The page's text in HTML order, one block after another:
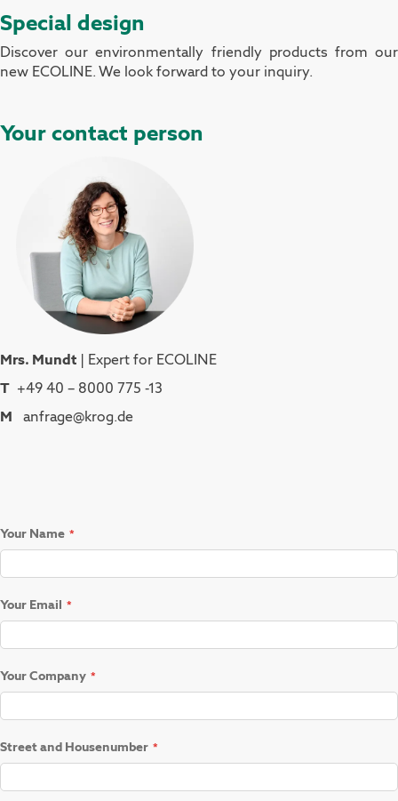
Special design
Discover our environmentally friendly products from our
new ECOLINE. We look forward to your inquiry.
Your contact person
Mrs. Mundt | Expert for ECOLINE
T +49 40 – 8000 775 -13
M anfrage@krog.de
Your Name
Your Email
Your Company
Street and Housenumber